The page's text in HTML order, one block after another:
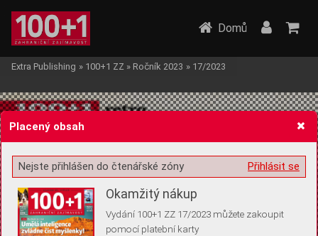
Žádost o souhlas s ukládáním volitelných informací
Domů
Extra Publishing » 100+1 ZZ » Ročník 2023 » 17/2023
Placený obsah
Přihlásit se
Nejste přihlášen do čtenářské zóny
Okamžitý nákup
Vydání 100+1 ZZ 17/2023 můžete zakoupit
pomocí platební karty